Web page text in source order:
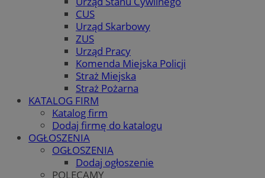
CUS
Urząd Skarbowy
ZUS
Urząd Pracy
Komenda Miejska Policji
Straż Miejska
Straż Pożarna
KATALOG FIRM
Katalog firm
Dodaj firmę do katalogu
OGŁOSZENIA
OGŁOSZENIA
Dodaj ogłoszenie
POLECAMY